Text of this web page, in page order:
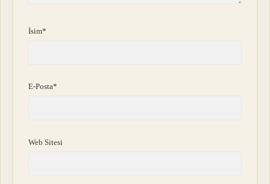
İsim*
E-Posta*
Web Sitesi